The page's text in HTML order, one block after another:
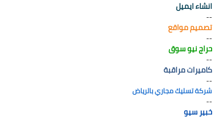
انشاء ايميل
--
تصميم مواقع
--
حراج نيو سوق
--
كاميرات مراقبة
--
شركة تسليك مجاري بالرياض
--
خبير سيو